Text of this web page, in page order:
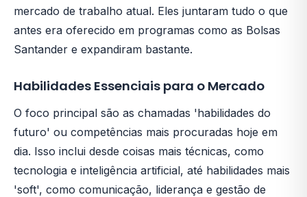
mercado de trabalho atual. Eles juntaram tudo o que
antes era oferecido em programas como as Bolsas
Santander e expandiram bastante.
Habilidades Essenciais para o Mercado
O foco principal são as chamadas 'habilidades do
futuro' ou competências mais procuradas hoje em
dia. Isso inclui desde coisas mais técnicas, como
tecnologia e inteligência artificial, até habilidades mais
'soft', como comunicação, liderança e gestão de